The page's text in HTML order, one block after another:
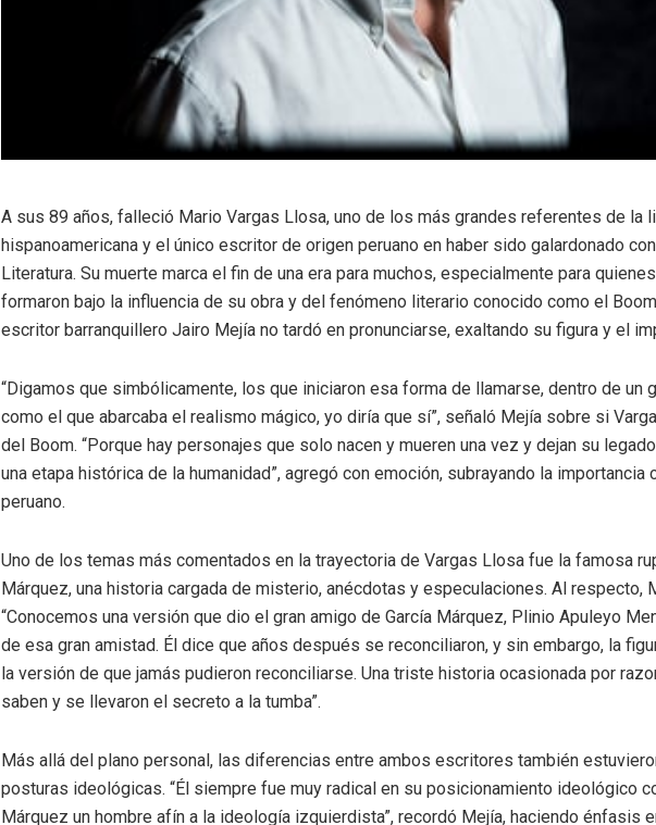
A sus 89 años, falleció Mario Vargas Llosa, uno de los más grandes referentes de la
hispanoamericana y el único escritor de origen peruano en haber sido galardonado
Literatura. Su muerte marca el fin de una era para muchos, especialmente para
formaron bajo la influencia de su obra y del fenómeno literario conocido como el
escritor barranquillero Jairo Mejía no tardó en pronunciarse, exaltando su figura y el
“Digamos que simbólicamente, los que iniciaron esa forma de llamarse, dentro de un
como el que abarcaba el realismo mágico, yo diría que sí”, señaló Mejía sobre si
del Boom. “Porque hay personajes que solo nacen y mueren una vez y dejan su
una etapa histórica de la humanidad”, agregó con emoción, subrayando la importancia
peruano.
Uno de los temas más comentados en la trayectoria de Vargas Llosa fue la famosa
Márquez, una historia cargada de misterio, anécdotas y especulaciones. Al respecto,
“Conocemos una versión que dio el gran amigo de García Márquez, Plinio Apuleyo
de esa gran amistad. Él dice que años después se reconciliaron, y sin embargo, la
la versión de que jamás pudieron reconciliarse. Una triste historia ocasionada por
saben y se llevaron el secreto a la tumba”.
Más allá del plano personal, las diferencias entre ambos escritores también
posturas ideológicas. “Él siempre fue muy radical en su posicionamiento ideológico
Márquez un hombre afín a la ideología izquierdista”, recordó Mejía, haciendo énfasis